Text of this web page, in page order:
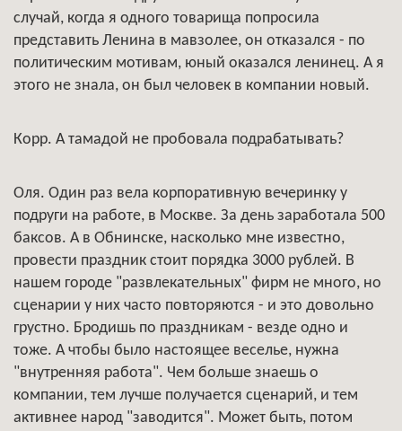
случай, когда я одного товарища попросила
представить Ленина в мавзолее, он отказался - по
политическим мотивам, юный оказался ленинец. А я
этого не знала, он был человек в компании новый.
Корр. А тамадой не пробовала подрабатывать?
Оля. Один раз вела корпоративную вечеринку у
подруги на работе, в Москве. За день заработала 500
баксов. А в Обнинске, насколько мне известно,
провести праздник стоит порядка 3000 рублей. В
нашем городе "развлекательных" фирм не много, но
сценарии у них часто повторяются - и это довольно
грустно. Бродишь по праздникам - везде одно и
тоже. А чтобы было настоящее веселье, нужна
"внутренняя работа". Чем больше знаешь о
компании, тем лучше получается сценарий, и тем
активнее народ "заводится". Может быть, потом